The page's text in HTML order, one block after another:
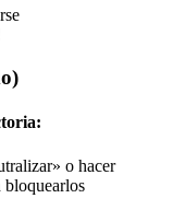
o hacer
bloquearlos